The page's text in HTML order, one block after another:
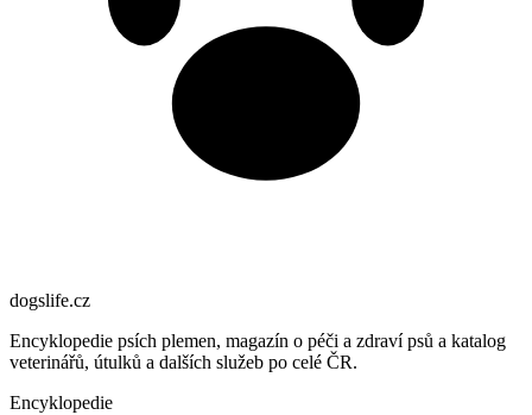
dogslife.cz
Encyklopedie psích plemen, magazín o péči a zdraví psů a katalog
veterinářů, útulků a dalších služeb po celé ČR.
Encyklopedie